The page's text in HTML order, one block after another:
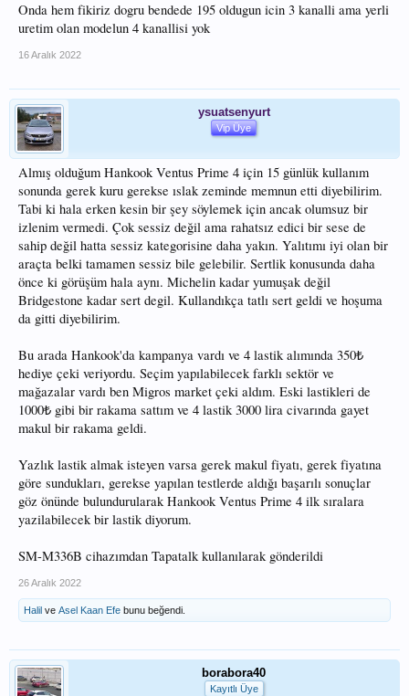
Onda hem fikiriz dogru bendede 195 oldugun icin 3 kanalli ama yerli
uretim olan modelun 4 kanallisi yok
16 Aralık 2022
ysuatsenyurt
Vip Üye
Almış olduğum Hankook Ventus Prime 4 için 15 günlük kullanım
sonunda gerek kuru gerekse ıslak zeminde memnun etti diyebilirim.
Tabi ki hala erken kesin bir şey söylemek için ancak olumsuz bir
izlenim vermedi. Çok sessiz değil ama rahatsız edici bir sese de
sahip değil hatta sessiz kategorisine daha yakın. Yalıtımı iyi olan bir
araçta belki tamamen sessiz bile gelebilir. Sertlik konusunda daha
önce ki görüşüm hala aynı. Michelin kadar yumuşak değil
Bridgestone kadar sert degil. Kullandıkça tatlı sert geldi ve hoşuma
da gitti diyebilirim.
Bu arada Hankook'da kampanya vardı ve 4 lastik alımında 350₺
hediye çeki veriyordu. Seçim yapılabilecek farklı sektör ve
mağazalar vardı ben Migros market çeki aldım. Eski lastikleri de
1000₺ gibi bir rakama sattım ve 4 lastik 3000 lira civarında gayet
makul bir rakama geldi.
Yazlık lastik almak isteyen varsa gerek makul fiyatı, gerek fiyatına
göre sundukları, gerekse yapılan testlerde aldığı başarılı sonuçlar
göz önünde bulundurularak Hankook Ventus Prime 4 ilk sıralara
yazilabilecek bir lastik diyorum.
SM-M336B cihazımdan Tapatalk kullanılarak gönderildi
26 Aralık 2022
Halil ve Asel Kaan Efe bunu beğendi.
borabora40
Kayıtlı Üye